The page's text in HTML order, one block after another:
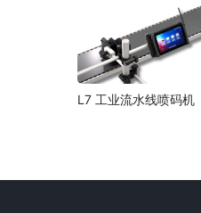
L7 工业流水线喷码机